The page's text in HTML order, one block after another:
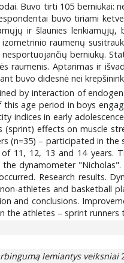
Buvo tirti 105 berniukai:
buvo tiriami
ir šlaunies
raumenų
berniukų.
Aptarimas ir
buvo didesnė nei
by interaction of
age period in boys
indices in early
effects on muscle
(n=35) – participated in
11, 12, 13 and 14 years.
dynamometer
Research results.
athletes and basketball
and conclusions.
athletes – sprint runners
lemiantys veiksniai